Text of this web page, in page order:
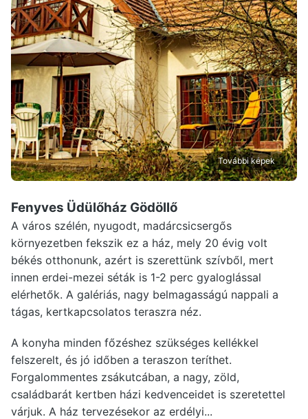
További képek
Fenyves Üdülőház Gödöllő
A város szélén, nyugodt, madárcsicsergős
környezetben fekszik ez a ház, mely 20 évig volt
békés otthonunk, azért is szerettünk szívből, mert
innen erdei-mezei séták is 1-2 perc gyaloglással
elérhetők. A galériás, nagy belmagasságú nappali a
tágas, kertkapcsolatos teraszra néz.
A konyha minden főzéshez szükséges kellékkel
felszerelt, és jó időben a teraszon teríthet.
Forgalommentes zsákutcában, a nagy, zöld,
családbarát kertben házi kedvenceidet is szeretettel
várjuk. A ház tervezésekor az erdélyi...